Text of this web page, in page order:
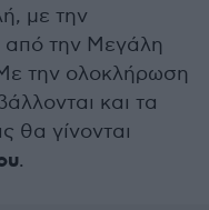
με την
από την Μεγάλη
Με την ολοκλήρωση
και τα
θα γίνονται
.